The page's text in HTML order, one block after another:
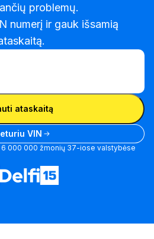
problemų.
numerį ir gauk išsamią
ataskaitą
VIN
000 000 žmonių 37-iose valstybėse